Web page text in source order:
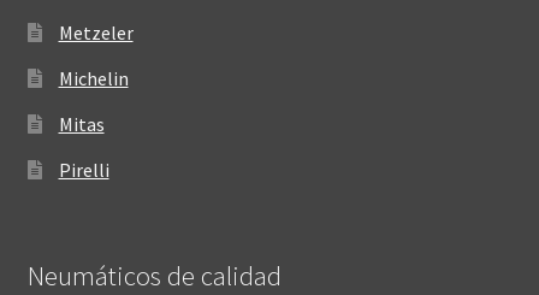
Metzeler
Michelin
Mitas
Pirelli
Neumáticos de calidad‎